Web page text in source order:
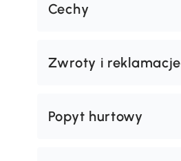
Cechy
Zwroty i reklamacje
Popyt hurtowy